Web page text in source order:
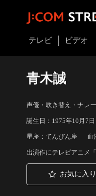
テレビ ビデオ
青木誠
声優・吹き替え・ナレ
誕生日：1975年10月7日
星座：てんびん座 血
出演作にテレビアニメ
お気に入